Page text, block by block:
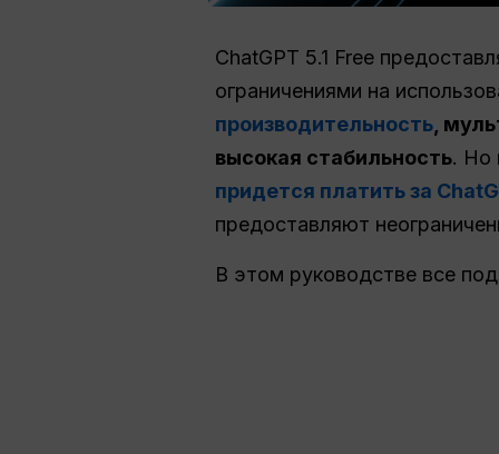
ChatGPT 5.1 Free
ограничениями на
производительность,
высокая стабильность. Но
придется платить за
предоставляют
В этом руководстве все